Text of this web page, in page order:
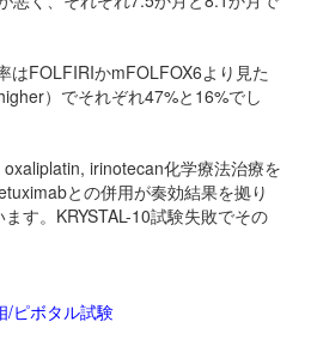
はFOLFIRIかmFOLFOX6より見た
）でそれぞれ47%と16%でし
irinotecan化学療法治療を
との併用が奏効結果を拠り
す。KRYSTAL-10試験失敗でその
/ピボタル試験